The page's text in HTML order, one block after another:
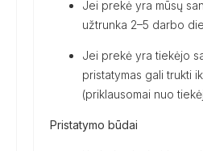
Jei prekė yra mūsų
užtrunka 2–5 darbo
Jei prekė yra tiekėjo
pristatymas gali trukti
(priklausomai nuo
Pristatymo būdai